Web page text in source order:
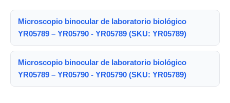
Microscopio binocular de laboratorio biológico
YR05789 – YR05790 - YR05789 (SKU: YR05789)
Microscopio binocular de laboratorio biológico
YR05789 – YR05790 - YR05790 (SKU: YR05789)